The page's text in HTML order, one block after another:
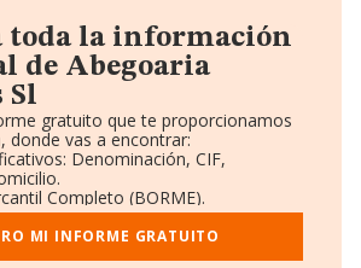
toda la información
de Abegoaria
Sl
gratuito que te proporcionamos
donde vas a encontrar:
Denominación, CIF,
Completo (BORME).
Ventas y Empleados.
y Administradores.
MI INFORME GRATUITO